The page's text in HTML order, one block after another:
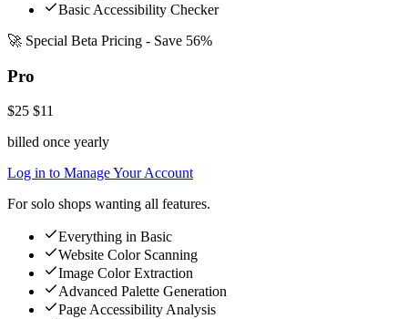
Basic Accessibility Checker
🚀 Special Beta Pricing - Save 56%
Pro
$25 $11
billed once yearly
Log in to Manage Your Account
For solo shops wanting all features.
Everything in Basic
Website Color Scanning
Image Color Extraction
Advanced Palette Generation
Page Accessibility Analysis